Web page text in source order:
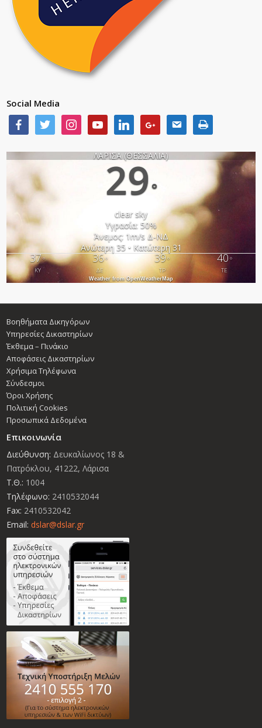
Social Media
ΛΑΡΙΣΑ (ΘΕΣΣΑΛΙΑ)
29°
clear sky
Υγρασία: 50%
Άνεμος: 1m/s Δ-ΝΔ
Ανώτερη 35 • Κατώτερη 31
37°
ΚΥ
36°
ΔΕ
39°
ΤΡ
40°
ΤΕ
Weather from OpenWeatherMap
Βοηθήματα Δικηγόρων
Υπηρεσίες Δικαστηρίων
Έκθεμα – Πινάκιο
Αποφάσεις Δικαστηρίων
Χρήσιμα Τηλέφωνα
Σύνδεσμοι
Όροι Χρήσης
Πολιτική Cookies
Προσωπικά Δεδομένα
Επικοινωνία
Διεύθυνση: Δευκαλίωνος 18 &
Πατρόκλου, 41222, Λάρισα
Τ.Θ.: 1004
Τηλέφωνο: 2410532044
Fax: 2410532042
Email: dslar@dslar.gr